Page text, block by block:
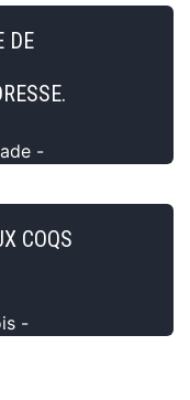
DE
-
COQS
-